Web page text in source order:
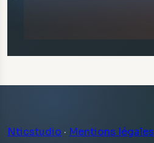
Nticstudio · Mentions légales